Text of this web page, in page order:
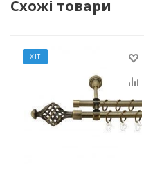
Схожі товари
ХІТ